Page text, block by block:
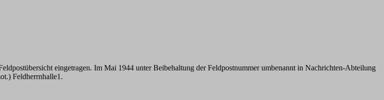
eingetragen. Im Mai 1944 unter Beibehaltung der Feldpostnummer umbenannt in Nachrichten-Abteilung
Feldherrnhalle1.